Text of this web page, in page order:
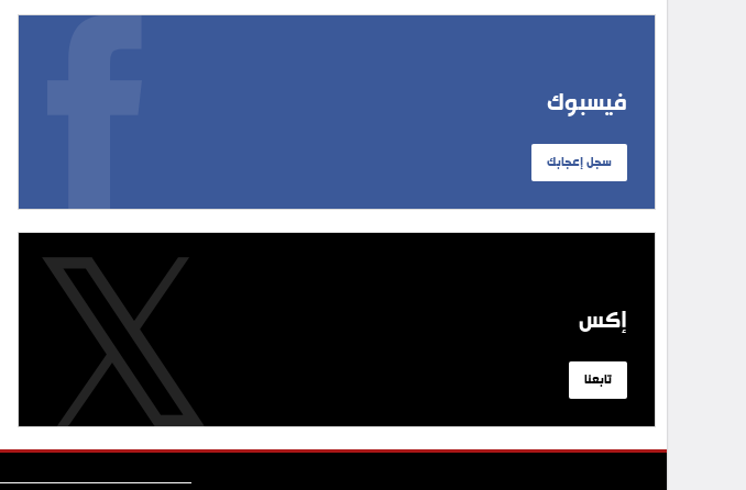
فيسبوك
سجل إعجابك
إكس
تابعنا